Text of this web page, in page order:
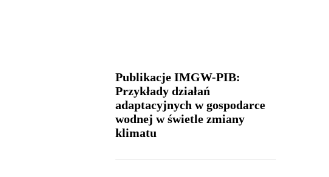
Publikacje IMGW-PIB:
Przykłady działań
adaptacyjnych w gospodarce
wodnej w świetle zmiany
klimatu